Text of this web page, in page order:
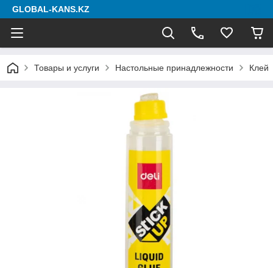
GLOBAL-KANS.KZ
Товары и услуги Настольные принадлежности Клей